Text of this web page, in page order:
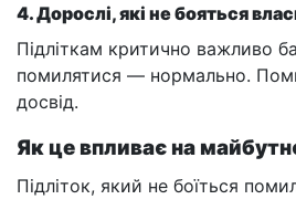
4. Дорослі, які не бояться
Підліткам критично важливо
помилятися — нормально.
досвід.
Як це впливає на
Підліток, який не боїться